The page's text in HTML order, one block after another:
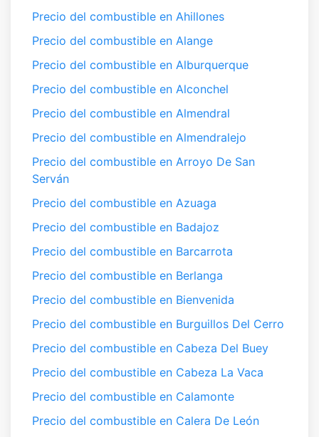
Precio del combustible en Ahillones
Precio del combustible en Alange
Precio del combustible en Alburquerque
Precio del combustible en Alconchel
Precio del combustible en Almendral
Precio del combustible en Almendralejo
Precio del combustible en Arroyo De San
Serván
Precio del combustible en Azuaga
Precio del combustible en Badajoz
Precio del combustible en Barcarrota
Precio del combustible en Berlanga
Precio del combustible en Bienvenida
Precio del combustible en Burguillos Del Cerro
Precio del combustible en Cabeza Del Buey
Precio del combustible en Cabeza La Vaca
Precio del combustible en Calamonte
Precio del combustible en Calera De León